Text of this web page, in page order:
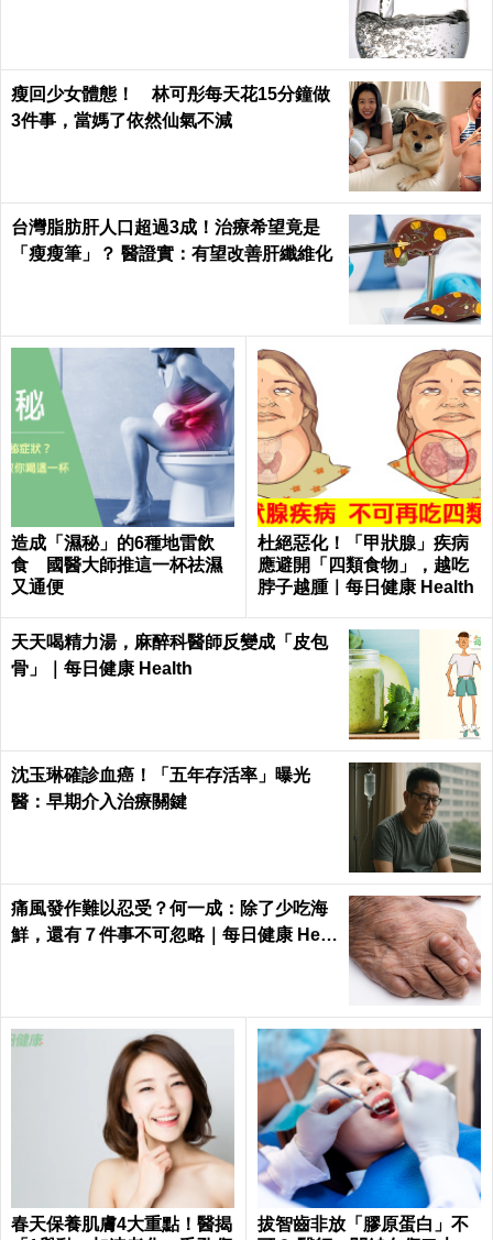
瘦回少女體態！ 林可彤每天花15分鐘做
3件事，當媽了依然仙氣不減
台灣脂肪肝人口超過3成！治療希望竟是
「瘦瘦筆」？ 醫證實：有望改善肝纖維化
造成「濕秘」的6種地雷飲
食 國醫大師推這一杯祛濕
又通便
杜絕惡化！「甲狀腺」疾病
應避開「四類食物」，越吃
脖子越腫｜每日健康 Health
天天喝精力湯，麻醉科醫師反變成「皮包
骨」｜每日健康 Health
沈玉琳確診血癌！「五年存活率」曝光
醫：早期介入治療關鍵
痛風發作難以忍受？何一成：除了少吃海
鮮，還有７件事不可忽略｜每日健康 Heal
春天保養肌膚4大重點！醫揭
拔智齒非放「膠原蛋白」不